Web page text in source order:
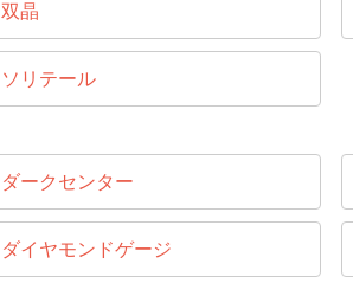
双晶
ソリテール
ダークセンター
ダイヤモンドゲージ